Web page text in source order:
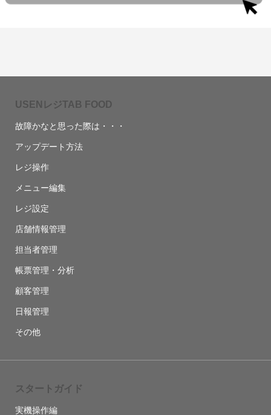
USENレジTAB FOOD
故障かなと思った際は・・・
アップデート方法
レジ操作
メニュー編集
レジ設定
店舗情報管理
担当者管理
帳票管理・分析
顧客管理
日報管理
その他
スタートガイド
実機操作編